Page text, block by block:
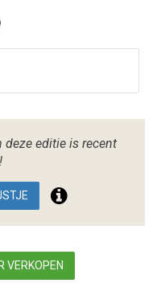
deze editie is recent
VERKOPEN